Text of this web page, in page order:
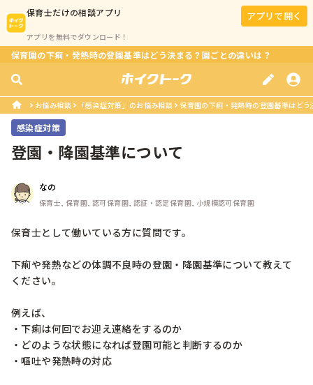
保育士だけの相談アプリ
アプリを無料でダウンロード！
アプリで開く
保育園の下痢・発熱時の登園基準はどう決まる？園ごとの違いは？
お悩み相談 「感染症対策」のお悩み相談 保育園の下痢・発熱時の登園基準はど
感染症対策
登園・降園基準について
なの
保育士, 保育園, 認可保育園, 認証・認定保育園, 小規模認可保育園
保育士として働いている方に質問です。
下痢や発熱などの体調不良時の登園・降園基準について教えて
ください。
例えば、
・下痢は何回でお迎え連絡をするのか
・どのような状態になれば登園可能と判断するのか
・嘔吐や発熱時の対応